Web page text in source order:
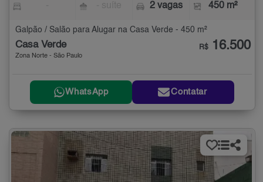
2 vagas 450 m²
Galpão / Salão para Alugar na Casa Verde - 450 m²
Casa Verde
Zona Norte - São Paulo
R$ 16.500
WhatsApp Contatar